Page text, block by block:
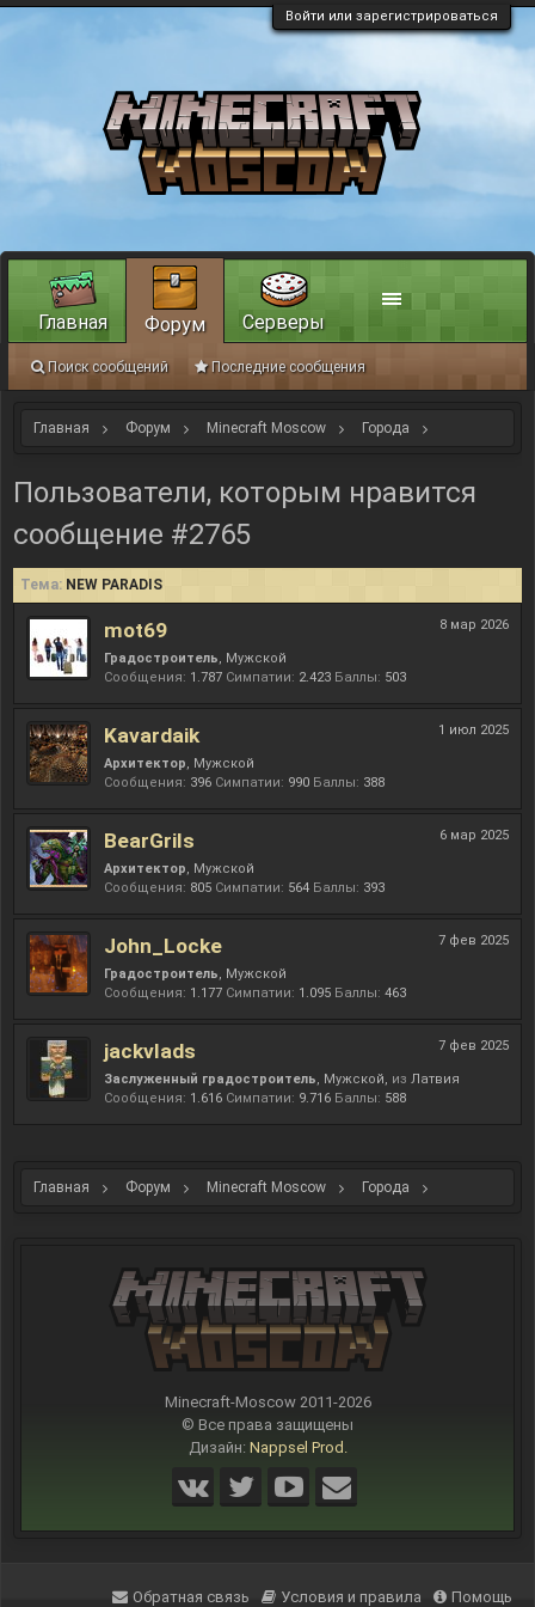
Войти или зарегистрироваться
Главная Форум Minecraft Moscow Города
Пользователи, которым нравится
сообщение #2765
Тема: NEW PARADIS
8 мар 2026
mot69
Градостроитель, Мужской
Сообщения: 1.787 Симпатии: 2.423 Баллы: 503
1 июл 2025
Kavardaik
Архитектор, Мужской
Сообщения: 396 Симпатии: 990 Баллы: 388
6 мар 2025
BearGrils
Архитектор, Мужской
Сообщения: 805 Симпатии: 564 Баллы: 393
7 фев 2025
John_Locke
Градостроитель, Мужской
Сообщения: 1.177 Симпатии: 1.095 Баллы: 463
7 фев 2025
jackvlads
Заслуженный градостроитель, Мужской, из Латвия
Сообщения: 1.616 Симпатии: 9.716 Баллы: 588
Главная Форум Minecraft Moscow Города
Minecraft-Moscow 2011-2026
© Все права защищены
Дизайн: Nappsel Prod.
Главная Форум
Поиск сообщений Последние сообщения
Серверы
Обратная связь Условия и правила Помощь